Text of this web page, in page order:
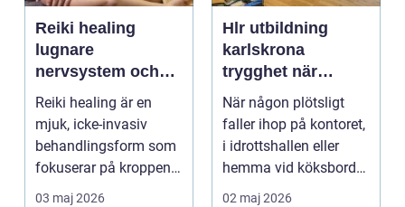
Reiki healing
lugnare
nervsystem och
djupare
återhämtning
Reiki healing är en
mjuk, icke-invasiv
behandlingsform som
fokuserar på kroppens
egen förmåga att lä...
03 maj 2026
Hlr utbildning
karlskrona
trygghet när
sekunderna
räknas
När någon plötsligt
faller ihop på kontoret,
i idrottshallen eller
hemma vid köksbordet
finns det ba...
02 maj 2026